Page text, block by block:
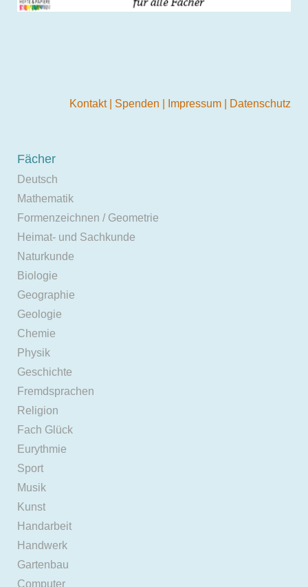
Kontakt Spenden Impressum Datenschutz
Fächer
Deutsch
Mathematik
Formenzeichnen / Geometrie
Heimat- und Sachkunde
Naturkunde
Biologie
Geographie
Geologie
Chemie
Physik
Geschichte
Fremdsprachen
Religion
Fach Glück
Eurythmie
Sport
Musik
Kunst
Handarbeit
Handwerk
Gartenbau
Computer